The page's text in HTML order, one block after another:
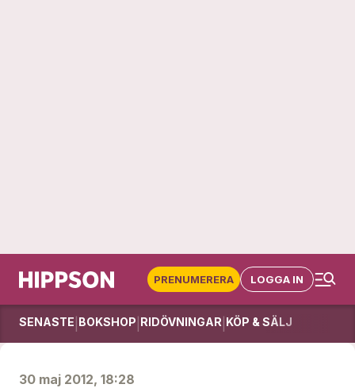
PRENUMERERA LOGGA IN
SENASTE BOKSHOP RIDÖVNINGAR KÖP & SÄLJ
30 maj 2012, 18:28